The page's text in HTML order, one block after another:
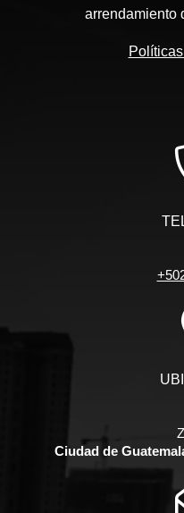
arrendamiento
Ciudad de